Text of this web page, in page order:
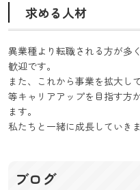
求める人材
異業種より転職される方が多
歓迎です。
また、これから事業を拡大し
等キャリアアップを目指す方
ます。
私たちと一緒に成長していき
ブログ